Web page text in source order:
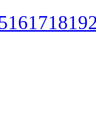
16171819